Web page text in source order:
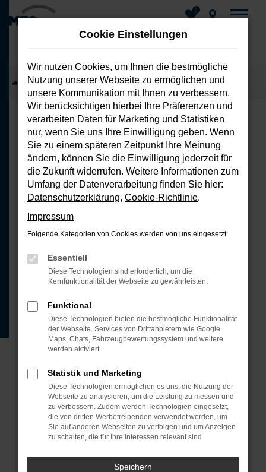
Zum
Hauptinhalt
springen
0
Startseite Fahrzeuge Fahrzeug-Showroom
FEHLER: NETWORK ERROR
Beim Laden ist ein Fehler aufgetreten.
Hier sind ein paar Tipps, die dir helfen
können:
Überprüfe deine Firewall und
deine Internetverbindung.
Laden andere Webseiten, zum
Beispiel deine Suchmaschine?
Browsererweiterungen.
Manche Erweiterungen, wie
Werbeblocker, können das Laden
bestimmter Seiten verhindern.
Funktioniert die Seite in einem
anderen Browser oder in einem
privaten Fenster?
Starte dein Gerät neu.
Das kann manchmal helfen,
vorübergehende Probleme zu
Cookie Einstellungen
Wir nutzen Cookies, um Ihnen die bestmögliche
Nutzung unserer Webseite zu ermöglichen und
unsere Kommunikation mit Ihnen zu verbessern.
Wir berücksichtigen hierbei Ihre Präferenzen und
verarbeiten Daten für Marketing und Statistiken
nur, wenn Sie uns Ihre Einwilligung geben. Wenn
Sie zu einem späteren Zeitpunkt Ihre Meinung
ändern, können Sie die Einwilligung jederzeit für
die Zukunft widerrufen. Weitere Informationen zum
Umfang der Datenverarbeitung finden Sie hier:
Datenschutzerklärung, Cookie-Richtlinie.
Impressum
Folgende Kategorien von Cookies werden von uns eingesetzt:
Essentiell
Diese Technologien sind erforderlich, um die
Kernfunktionalität der Webseite zu gewährleisten.
Funktional
Diese Technologien bieten die bestmögliche Funktionalität
der Webseite. Services von Drittanbietern wie Google
Maps, Chats, Fahrzeugbewertungssystem und weitere
werden aktiviert.
Statistik und Marketing
Diese Technologien ermöglichen es uns, die Nutzung der
Webseite zu analysieren, um die Leistung zu messen und
zu verbessern. Zudem werden Technologien eingesetzt,
die von dritten Werbetreibenden verwendet werden, um
Sie auf anderen Webseiten zu verfolgen und um Anzeigen
zu schalten, die für Ihre Interessen relevant sind.
Speichern